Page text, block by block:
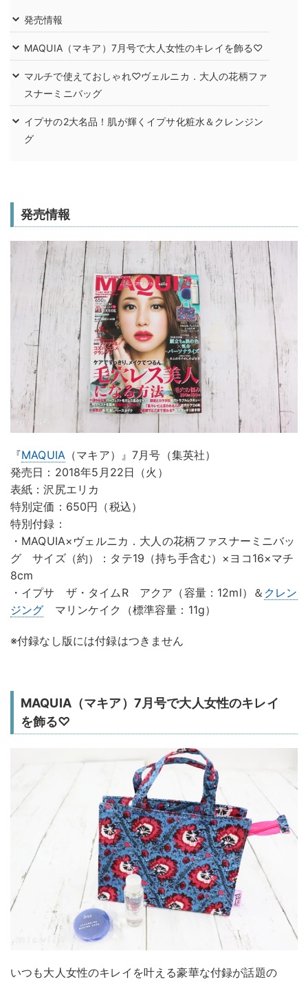
発売情報
MAQUIA（マキア）7月号で大人女性のキレイを飾る♡
マルチで使えておしゃれ♡ヴェルニカ．大人の花柄ファ
スナーミニバッグ
イプサの2大名品！肌が輝くイプサ化粧水＆クレンジン
グ
発売情報
『MAQUIA （マキア）』7月号（集英社）
発売日：2018年5月22日（火）
表紙：沢尻エリカ
特別定価：650円（税込）
特別付録：
・MAQUIA×ヴェルニカ．大人の花柄ファスナーミニバッ
グ サイズ（約）：タテ19（持ち手含む）×ヨコ16×マチ
8cm
・イプサ ザ・タイムR アクア（容量：12ml）＆ クレン
ジング マリンケイク（標準容量：11g）
※付録なし版には付録はつきません
MAQUIA（マキア）7月号で大人女性のキレイ
を飾る♡
いつも大人女性のキレイを叶える豪華な付録が話題の